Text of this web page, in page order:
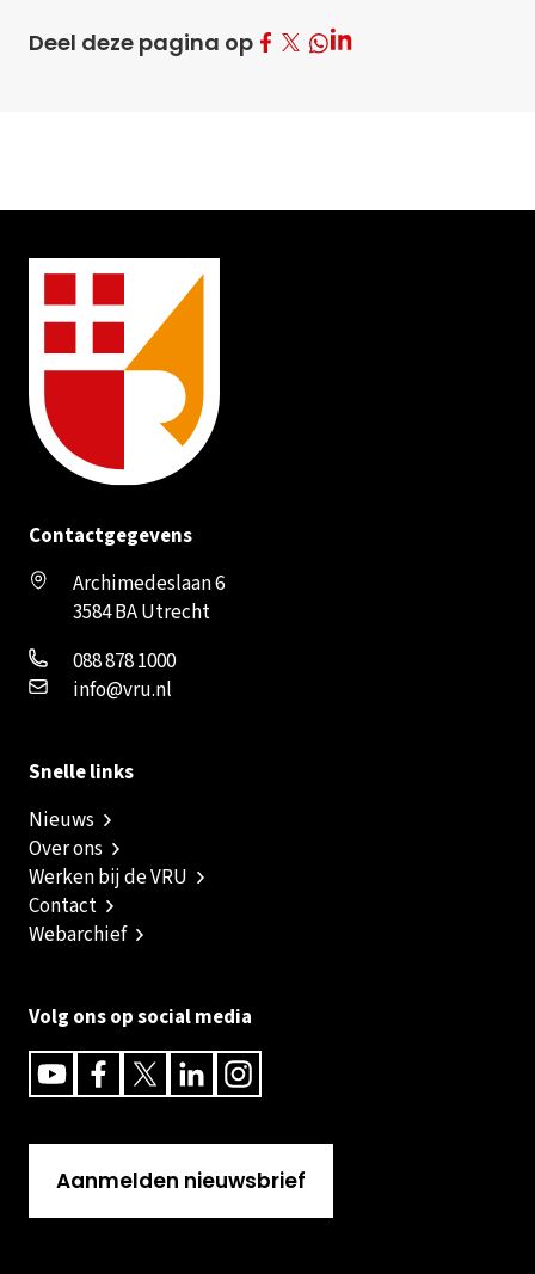
Deel deze pagina opDeel op Facebook
Deel op Twitter
Deel op Whatsapp
Deel op LinkedIn
Contactgegevens
Archimedeslaan 6
3584 BA Utrecht
088 878 1000
info@vru.nl
Snelle links
Nieuws
Over ons
Werken bij de VRU
Contact
Webarchief
Volg ons op social media
YoutubeFacebookTwitterLinkedinInstagram
Aanmelden nieuwsbrief